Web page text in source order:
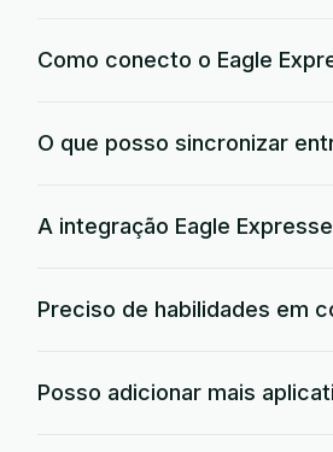
Como conecto o Eagle
O que posso sincronizar
A integração Eagle
Preciso de habilidades em
Posso adicionar mais